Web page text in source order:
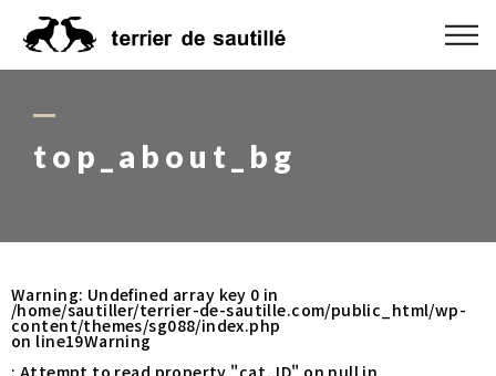
top_about_bg
Warning: Undefined array key 0 in
/home/sautiller/terrier-de-sautille.com/public_html/wp-
content/themes/sg088/index.php
on line19Warning
: Attempt to read property "cat_ID" on null in
ABOUT US
RUG GUIDE